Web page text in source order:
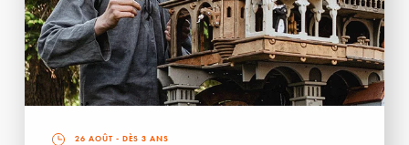
26 AOÛT - DÈS 3 ANS